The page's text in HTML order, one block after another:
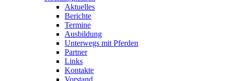
Aktuelles
Berichte
Termine
Ausbildung
Unterwegs mit Pferden
Partner
Links
Kontakte
Vorstand